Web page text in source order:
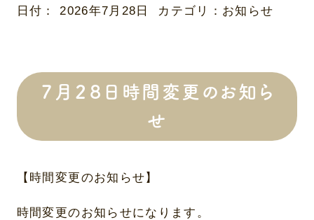
日付：2026年7月28日 カテゴリ： お知らせ
７月２８日時間変更のお知ら
せ
【時間変更のお知らせ】
時間変更のお知らせになります。